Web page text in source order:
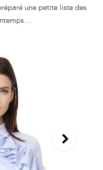
une petite liste des